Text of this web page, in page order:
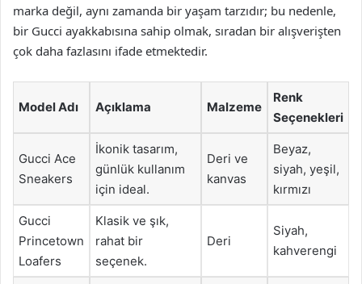
marka değil, aynı zamanda bir yaşam tarzıdır; bu nedenle,
bir Gucci ayakkabısına sahip olmak, sıradan bir alışverişten
çok daha fazlasını ifade etmektedir.
Model Adı Açıklama Malzeme
Renk
Seçenekleri
Gucci Ace
Sneakers
İkonik tasarım,
günlük kullanım
için ideal.
Deri ve
kanvas
Beyaz,
siyah, yeşil,
kırmızı
Gucci
Princetown
Loafers
Klasik ve şık,
rahat bir
seçenek.
Deri
Siyah,
kahverengi